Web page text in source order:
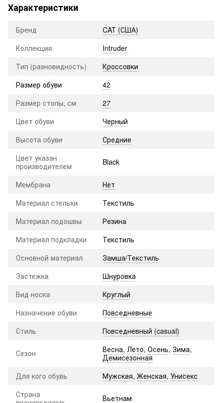
Характеристики
Бренд
CAT (США)
Коллекция
Intruder
Тип (разновидность)
Кроссовки
Размер обуви
42
Размер стопы, см
27
Цвет обуви
Черный
Высота обуви
Средние
Цвет указан
производителем
Black
Мембрана
Нет
Материал стельки
Текстиль
Материал подошвы
Резина
Материал подкладки
Текстиль
Основной материал
Замша/Текстиль
Застежка
Шнуровка
Вид носка
Круглый
Назначение обуви
Повседневные
Стиль
Повседневный (casual)
Сезон Весна, Лето, Осень, Зима,
Демисезонная
Для кого обувь
Мужская, Женская, Унисекс
Страна
Вьетнам